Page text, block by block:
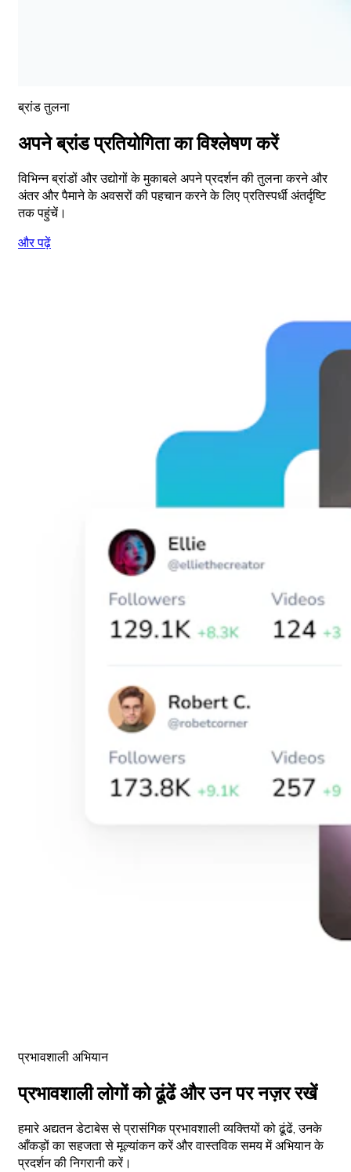
ब्रांड तुलना
अपने ब्रांड प्रतियोगिता का विश्लेषण करें
विभिन्न ब्रांडों और उद्योगों के मुकाबले अपने प्रदर्शन की तुलना करने और
अंतर और पैमाने के अवसरों की पहचान करने के लिए प्रतिस्पर्धी अंतर्दृष्टि
तक पहुंचें।
और पढ़ें
प्रभावशाली अभियान
प्रभावशाली लोगों को ढूंढें और उन पर नज़र रखें
हमारे अद्यतन डेटाबेस से प्रासंगिक प्रभावशाली व्यक्तियों को ढूंढें, उनके
आँकड़ों का सहजता से मूल्यांकन करें और वास्तविक समय में अभियान के
प्रदर्शन की निगरानी करें।